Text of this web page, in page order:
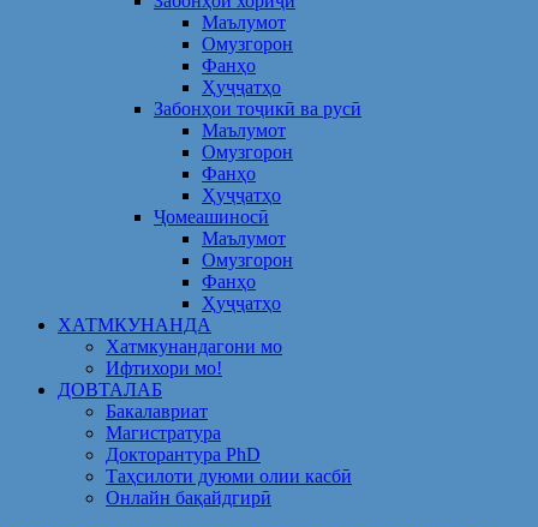
Маълумот
Омузгорон
Фанҳо
Ҳуҷҷатҳо
Забонҳои тоҷикӣ ва русӣ
Маълумот
Омузгорон
Фанҳо
Ҳуҷҷатҳо
Ҷомеашиносӣ
Маълумот
Омузгорон
Фанҳо
Ҳуҷҷатҳо
ХАТМКУНАНДА
Хатмкунандагони мо
Ифтихори мо!
ДОВТАЛАБ
Бакалавриат
Магистратура
Докторантура PhD
Таҳсилоти дуюми олии касбӣ
Онлайн бақайдгирӣ